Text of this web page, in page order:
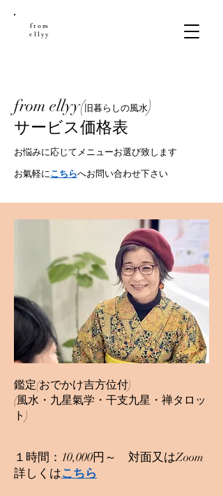
from
ellyy
from ellyy( 旧暮らしの風水)
サービス価格表
お悩みに応じてメニューお選び致します
​お氣軽にこちらへお問い合わせ下さい
鑑定(おでかけ吉方位付)
​(風水・九星氣学・干支九星・禅タロッ
ト)
１時間：10,000円～ 対面又はZoom
​詳しくはこちら